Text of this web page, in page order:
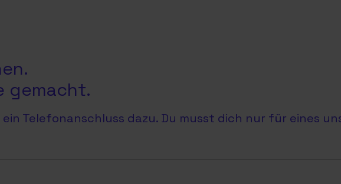
gemacht.
Telefonanschluss dazu. Du musst dich nur für eines